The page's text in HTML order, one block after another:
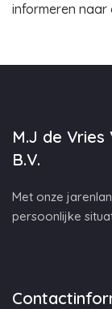
informeren naar
M.J de
B.V.
Met onze
persoonlijke